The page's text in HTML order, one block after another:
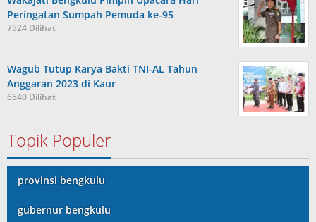
Peringatan Sumpah Pemuda ke-95
7524 Dilihat
Wagub Tutup Karya Bakti TNI-AL Tahun
Anggaran 2023 di Kaur
6540 Dilihat
Topik Populer
provinsi bengkulu
gubernur bengkulu